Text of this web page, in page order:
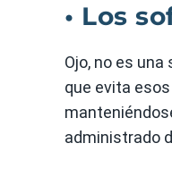
• Los
Ojo, no es
que evita
administrado